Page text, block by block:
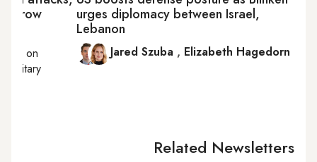
urges diplomacy between Israel,
Lebanon
Jared Szuba , Elizabeth Hagedorn
grow
on
military
Related Newsletters